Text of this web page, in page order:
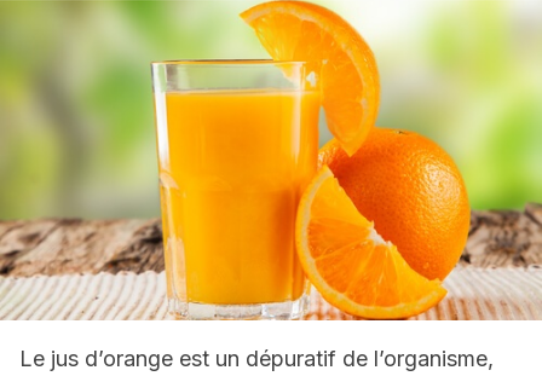
Le jus d’orange est un dépuratif de l’organisme,